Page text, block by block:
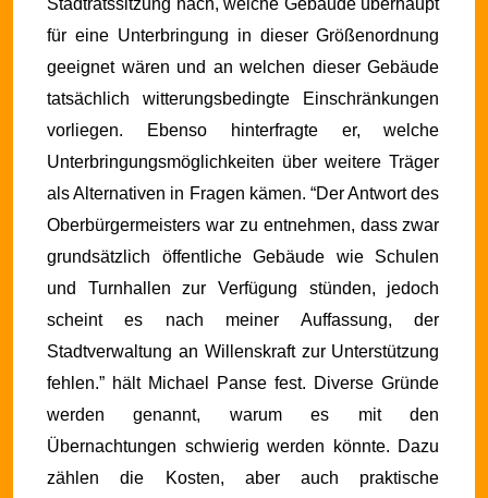
Stadtratssitzung nach, welche Gebäude überhaupt
für eine Unterbringung in dieser Größenordnung
geeignet wären und an welchen dieser Gebäude
tatsächlich witterungsbedingte Einschränkungen
vorliegen. Ebenso hinterfragte er, welche
Unterbringungsmöglichkeiten über weitere Träger
als Alternativen in Fragen kämen. “Der Antwort des
Oberbürgermeisters war zu entnehmen, dass zwar
grundsätzlich öffentliche Gebäude wie Schulen
und Turnhallen zur Verfügung stünden, jedoch
scheint es nach meiner Auffassung, der
Stadtverwaltung an Willenskraft zur Unterstützung
fehlen.” hält Michael Panse fest. Diverse Gründe
werden genannt, warum es mit den
Übernachtungen schwierig werden könnte. Dazu
zählen die Kosten, aber auch praktische